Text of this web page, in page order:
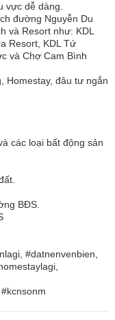
vực dễ dàng.
đường Nguyễn Du
và Resort như: KDL
Resort, KDL Tứ
và Chợ Cam Bình
Homestay, đâu tư ngắn
các loại bất động sản
BĐS.
#datnenvenbien,